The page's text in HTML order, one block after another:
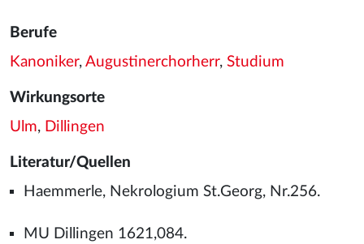
Berufe
Kanoniker, Augustinerchorherr, Studium
Wirkungsorte
Ulm, Dillingen
Literatur/Quellen
Haemmerle, Nekrologium St.Georg, Nr.256.
MU Dillingen 1621,084.